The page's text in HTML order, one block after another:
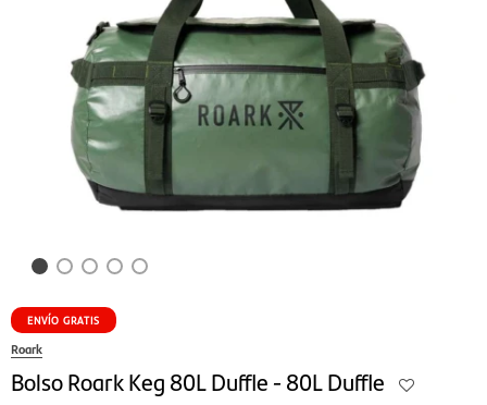
ENVÍO GRATIS
Roark
Bolso Roark Keg 80L Duffle - 80L Duffle